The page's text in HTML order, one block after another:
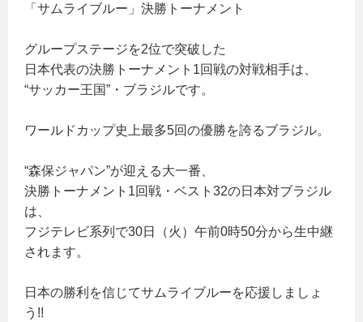
「サムライブルー」決勝トーナメント
グループステージを2位で突破した
日本代表の決勝トーナメント1回戦の対戦相手は、
“サッカー王国”・ブラジルです。
ワールドカップ史上最多5回の優勝を誇るブラジル。
“森保ジャパン”が迎える大一番、
決勝トーナメント1回戦・ベスト32の日本対ブラジル
は、
フジテレビ系列で30日（火）午前0時50分から生中継
されます。
日本の勝利を信じてサムライブルーを応援しましょ
う!!